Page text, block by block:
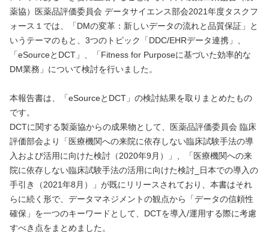
薬協）医薬品評価委員会 データサイエンス部会2021年度タスクフ
ォース１では、「DMの変革：新しいデータの流れと品質保証」と
いうテーマのもと、3つのトピック「DDC/EHRデータ連携」、
「eSourceとDCT」、「Fitness for Purposeに基づいた効率的な
DM業務」について検討を行いました。
本報告書は、「eSourceとDCT」の検討結果を取りまとめたもの
です。
DCTに関する製薬協からの成果物として、医薬品評価委員会 臨床
評価部会より「医療機関への来院に依存しない臨床試験手法の導
入および活用に向けた検討（2020年9月）」、「医療機関への来
院に依存しない臨床試験手法の活用に向けた検討_日本での導入の
手引き（2021年8月）」が既にリリースされており、本書はそれ
らに続く形で、データマネジメントの観点から「データの信頼性
確保」を一つのキーワードとして、DCTを導入/運用する際に考慮
すべき点をまとめました。